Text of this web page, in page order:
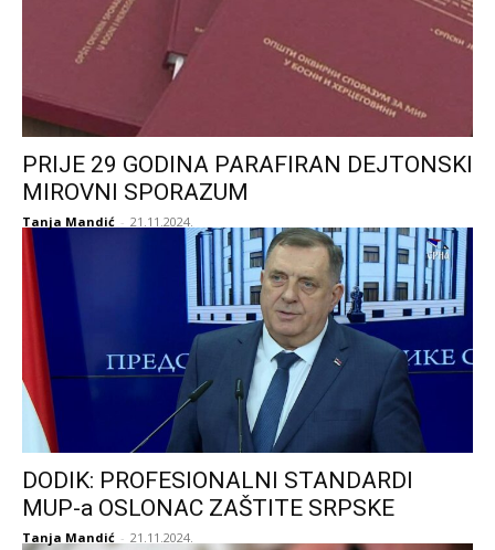
PRIJE 29 GODINA PARAFIRAN DEJTONSKI
MIROVNI SPORAZUM
Tanja Mandić - 21.11.2024.
DODIK: PROFESIONALNI STANDARDI
MUP-a OSLONAC ZAŠTITE SRPSKE
Tanja Mandić - 21.11.2024.